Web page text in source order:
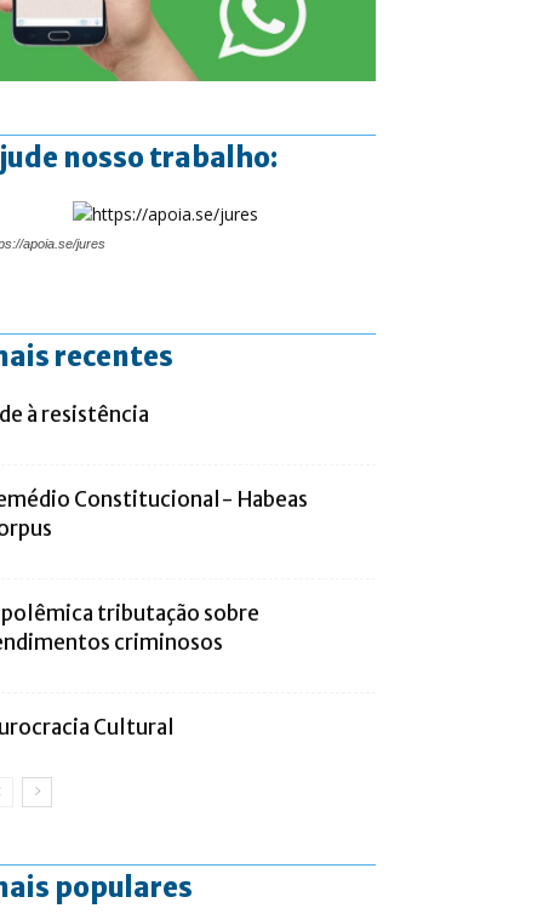
nosso trabalho:
apoia.se/jures
recentes
à resistência
Constitucional- Habeas
tributação sobre
criminosos
Cultural
populares